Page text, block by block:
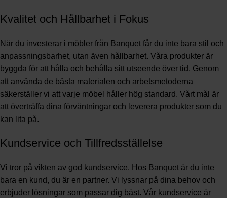
Kvalitet och Hållbarhet i Fokus
När du investerar i möbler från Banquet får du inte bara stil och
anpassningsbarhet, utan även hållbarhet. Våra produkter är
byggda för att hålla och behålla sitt utseende över tid. Genom
att använda de bästa materialen och arbetsmetoderna
säkerställer vi att varje möbel håller hög standard. Vårt mål är
att överträffa dina förväntningar och leverera produkter som du
kan lita på.
Kundservice och Tillfredsställelse
Vi tror på vikten av god kundservice. Hos Banquet är du inte
bara en kund, du är en partner. Vi lyssnar på dina behov och
erbjuder lösningar som passar dig bäst. Vår kundservice är